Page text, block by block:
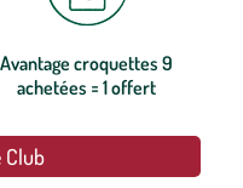
Avantage croquettes 9
achetées = 1 offert
Club